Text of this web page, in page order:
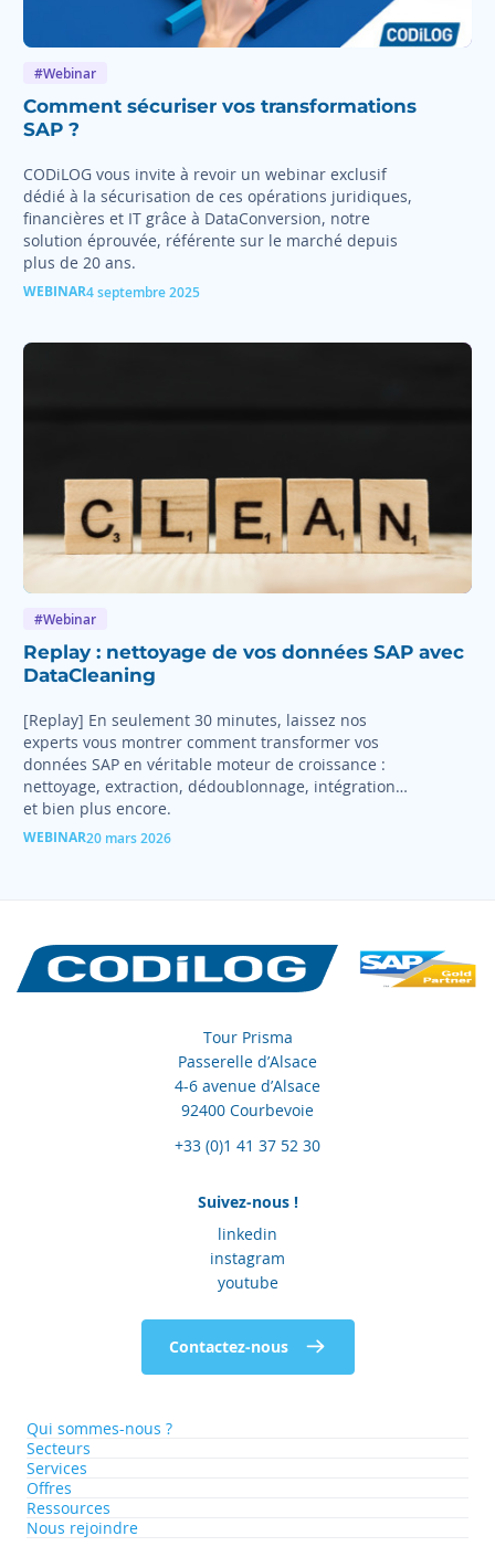
#Webinar
Comment sécuriser vos transformations
SAP ?
CODiLOG vous invite à revoir un webinar exclusif
dédié à la sécurisation de ces opérations juridiques,
financières et IT grâce à DataConversion, notre
solution éprouvée, référente sur le marché depuis
plus de 20 ans.
WEBINAR4 septembre 2025
#Webinar
Replay : nettoyage de vos données SAP avec
DataCleaning
[Replay] En seulement 30 minutes, laissez nos
experts vous montrer comment transformer vos
données SAP en véritable moteur de croissance :
nettoyage, extraction, dédoublonnage, intégration…
et bien plus encore.
WEBINAR20 mars 2026
Tour Prisma
Passerelle d’Alsace
4-6 avenue d’Alsace
92400 Courbevoie
+33 (0)1 41 37 52 30
Suivez-nous !
linkedin
instagram
youtube
Contactez-nous
Qui sommes-nous ?
Secteurs
Services
Offres
Ressources
Nous rejoindre